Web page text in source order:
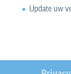
Update uw